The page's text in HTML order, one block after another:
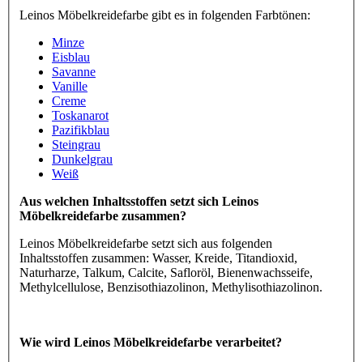
Leinos Möbelkreidefarbe gibt es in folgenden Farbtönen:
Minze
Eisblau
Savanne
Vanille
Creme
Toskanarot
Pazifikblau
Steingrau
Dunkelgrau
Weiß
Aus welchen Inhaltsstoffen setzt sich Leinos
Möbelkreidefarbe zusammen?
Leinos Möbelkreidefarbe setzt sich aus folgenden
Inhaltsstoffen zusammen: Wasser, Kreide, Titandioxid,
Naturharze, Talkum, Calcite, Safloröl, Bienenwachsseife,
Methylcellulose, Benzisothiazolinon, Methylisothiazolinon.
Wie wird Leinos Möbelkreidefarbe verarbeitet?